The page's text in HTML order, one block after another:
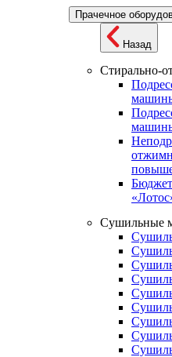
Прачечное
Назад
Стирально-
Сушильные